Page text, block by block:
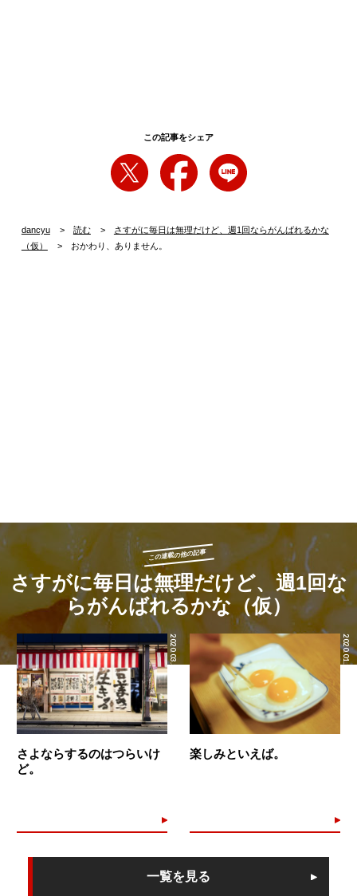
この記事をシェア
dancyu 読む
さすがに毎日は無理だけど、週1回ならがんばれるかな
（仮）
おかわり、ありません。
この連載の他の記事
さすがに毎日は無理だけど、週1回な
らがんばれるかな（仮）
2020.03.31
さよならするのはつらいけ
ど。
2020.01.24
楽しみといえば。
一覧を見る